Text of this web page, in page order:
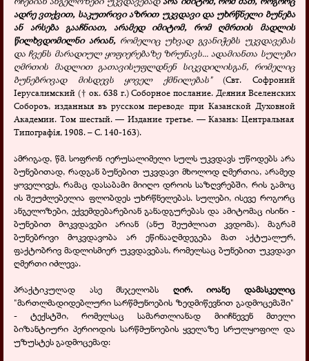
ადრე ვთქვით, საკუთრივი აზრით უკვდავი და უხრწნელი ბუნება
ან არსება გააჩნიათ, არამედ იმიტომ, რომ ღმრთის მადლის
წილხვდომილნი არიან, რომელიც უხვად გვანიჭებს უკვდავებას
და ჩვენს მარადიულ ყოფიერებაზე ზრუნავს... ადამიანთა სულები
ღმრთის მადლით გათავისუფლდნენ სიკვდილისგან, რომელიც
ბუნებრივად მისდევს ყოველ ქმნილებას"(Свт. Софроний
Іерусалимский († ок. 638 г.) Соборное послание. Деяния Вселенских
Собороъ,изданныя въ русском переводе при Казанской Духовной
Академии. Том шестый. — Издание третье. — Казань: Центральная
Типографія, 1908. – С. 140-163).
ამრიგად, წმ. სოფრონ იერუსალიმელი სულს უკვდავს უწოდებს არა
ბუნებითად, რადგან ბუნებით უკვდავი მხოლოდ ღმერთია, არამედ
ყოველივეს, რამაც დასაბამი მიიღო დროის საზღვრებში, რის გამოც
ის შეუძლებელია ფლობდეს უხრწნელებას. სულები, ისევე როგორც
ანგელოზები, ექვემდებარებიან განადგურებას და ამიტომაც ისინი -
ბუნებით მოკვდავები არიან (ანუ შეუძლიათ კვდომა). მაგრამ
ბუნებრივი მოკვდავობა არ ეწინააღმდეგება მათ აქტუალურ,
ფაქტობრივ მადლისმიერ უკვდავებას, რომელსაც ბუნებით უკვდავი
ღმერთი იძლევა.
პრაქტიკულად ასე მსჯელობს ღირ. იოანე დამასკელიც
"მართლმადიდებლური სარწმუნოების ზედმიწევნით გადმოცემაში"
- ტექსტში, რომელსაც სამართლიანად მიიჩნევენ მთელი
ბიზანტიური პერიოდის სარწმუნოების ყველაზე სრულყოფილ და
უზუსტეს გადმოცემად: